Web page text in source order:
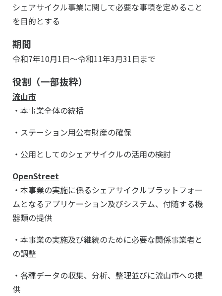
シェアサイクル事業に関して必要な事項を定めること
を目的とする
期間
令和7年10月1日～令和11年3月31日まで
役割（一部抜粋）
流山市
・本事業全体の統括
・ステーション用公有財産の確保
・公用としてのシェアサイクルの活用の検討
OpenStreet
・本事業の実施に係るシェアサイクルプラットフォー
ムとなるアプリケーション及びシステム、付随する機
器類の提供
・本事業の実施及び継続のために必要な関係事業者と
の調整
・各種データの収集、分析、整理並びに流山市への提
供